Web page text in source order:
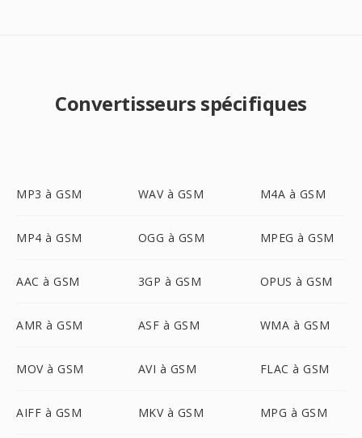
Convertisseurs spécifiques
MP3 à GSM WAV à GSM M4A à GSM
MP4 à GSM OGG à GSM MPEG à GSM
AAC à GSM 3GP à GSM OPUS à GSM
AMR à GSM ASF à GSM WMA à GSM
MOV à GSM AVI à GSM FLAC à GSM
AIFF à GSM MKV à GSM MPG à GSM